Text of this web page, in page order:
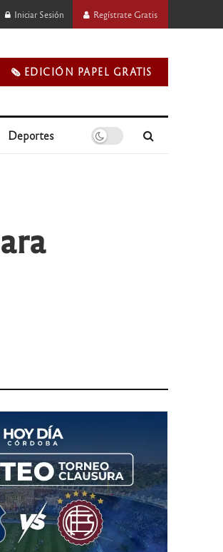
Iniciar Sesión Regístrate Gratis
🗞️ EDICIÓN PAPEL GRATIS
Deportes